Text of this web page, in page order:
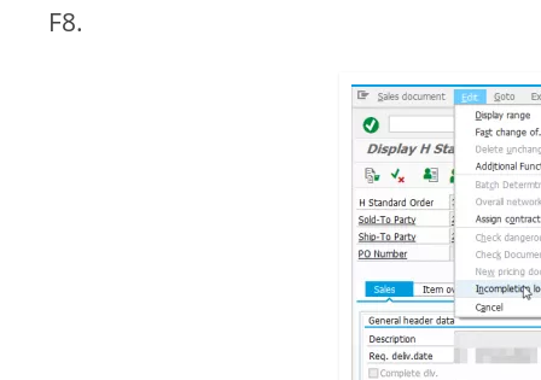
F8.